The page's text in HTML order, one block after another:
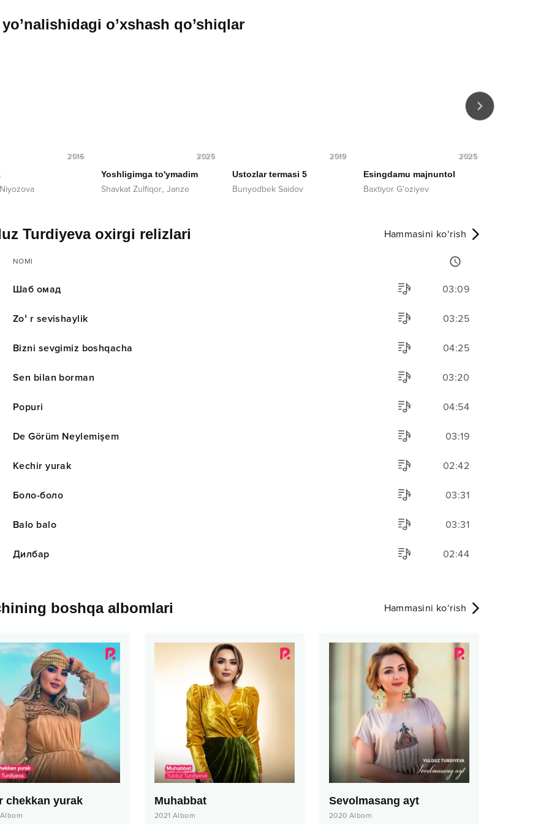
yo’nalishidagi o’xshash qo’shiqlar
2016 2025
Yoshligimga to'ymadim
Shavkat Zulfiqor, Janze
2019
Ustozlar termasi 5
Bunyodbek Saidov
2025
Esingdamu majnuntol
Baxtiyor G'oziyev
Turdiyeva oxirgi relizlari Hammasini ko‘rish
NOMI
Шаб омад 03:09
Zoʻ r sevishaylik 03:25
Bizni sevgimiz boshqacha 04:25
Sen bilan borman 03:20
Popuri 04:54
De Görüm Neylemişem 03:19
Kechir yurak 02:42
Боло-боло 03:31
Balo balo 03:31
Дилбар 02:44
boshqa albomlari Hammasini ko‘rish
chekkan yurak
Albom
Muhabbat
2021 Albom
Sevolmasang ayt
2020 Albom